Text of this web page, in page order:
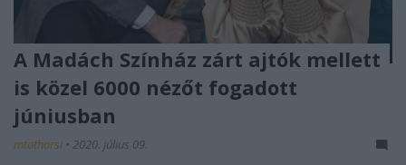
A Madách Színház zárt ajtók mellett
is közel 6000 nézőt fogadott
júniusban
mtothorsi • 2020. július 09.